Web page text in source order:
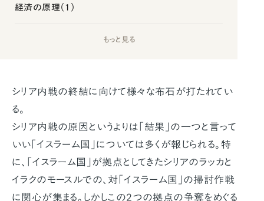
経済の原理（1）
もっと見る
シリア内戦の終結に向けて様々な布石が打たれてい
る。
シリア内戦の原因というよりは「結果」の一つと言って
いい「イスラーム国」については多くが報じられる。特
に、「イスラーム国」が拠点としてきたシリアのラッカと
イラクのモースルでの、対「イスラーム国」の掃討作戦
に関心が集まる。しかしこの2つの拠点の争奪をめぐる